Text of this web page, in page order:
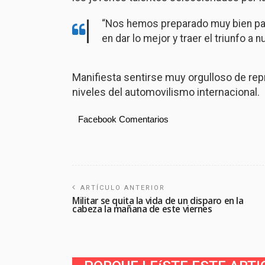
“Nos hemos preparado muy bien
en dar lo mejor y traer el triunfo a
Manifiesta sentirse muy orgulloso de
niveles del automovilismo internacional.
Facebook Comentarios
ARTÍCULO ANTERIOR
Militar se quita la vida de un disparo en la
cabeza la mañana de este viernes